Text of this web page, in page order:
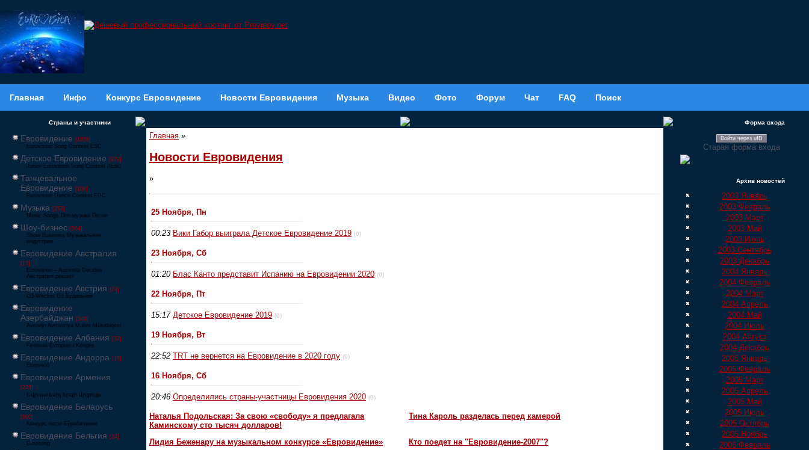
Главная Инфо Конкурс Евровидение Новости Евровидения Музыка Видео Фото Форум Чат FAQ Поиск
Страны и участники
Евровидение [1858]
Eurovision Song Contest ESC
Детское Евровидение [878]
Junior Eurovision Song Contest JESC
Танцевальное
Евровидение [106]
Eurovision Dance Contest EDC
Музыка [257]
Music Songs Поп-музыка Песни
Шоу-бизнес [564]
Show Business Музыкальная
индустрия
Евровидение Австралия
[17]
Eurovision – Australia Decides
Австралия решает
Евровидение Австрия [24]
Ö3-Wecker Ö3 Будильник
Евровидение
Азербайджан [549]
Avrovijn Avroviziya Mahnı Müsabiqəsi
Евровидение Албания [32]
Festivali Evropian i Këngës
Евровидение Андорра [15]
Eurovisió
Евровидение Армения
[228]
Եվրատեսիլ երգի մրցույթ
Евровидение Беларусь
[600]
Конкурс песні Еўрабачанне
Евровидение Бельгия [24]
Eurosong
Главная »
Новости Евровидения
»
25 Ноября, Пн
00:23 Вики Габор выиграла Детское Евровидение 2019 (0)
23 Ноября, Сб
01:20 Блас Канто представит Испанию на Евровидении 2020 (0)
22 Ноября, Пт
15:17 Детское Евровидение 2019 (0)
19 Ноября, Вт
22:52 TRT не вернется на Евровидение в 2020 году (0)
16 Ноября, Сб
20:46 Определились страны-участницы Евровидения 2020 (0)
Наталья Подольская: За свою «свободу» я предлагала
Каминскому сто тысяч долларов!
Тина Кароль разделась перед камерой
Лидия Беженару на музыкальном конкурсе «Евровидение»
Кто поедет на "Евровидение-2007"?
Форма входа
Войти через uID
Старая форма входа
Архив новостей
2003 Январь
2003 Февраль
2003 Март
2003 Май
2003 Июнь
2003 Сентябрь
2003 Декабрь
2004 Январь
2004 Февраль
2004 Март
2004 Апрель
2004 Май
2004 Июль
2004 Август
2004 Декабрь
2005 Январь
2005 Февраль
2005 Март
2005 Апрель
2005 Май
2005 Июль
2005 Октябрь
2005 Ноябрь
2006 Февраль